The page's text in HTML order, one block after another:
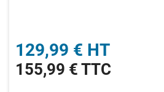
129,99 € HT
155,99 € TTC